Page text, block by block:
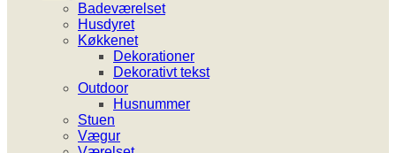
Badeværelset
Husdyret
Køkkenet
Dekorationer
Dekorativt tekst
Outdoor
Husnummer
Stuen
Vægur